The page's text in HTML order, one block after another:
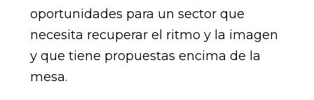
oportunidades para un sector que
necesita recuperar el ritmo y la imagen
y que tiene propuestas encima de la
mesa.